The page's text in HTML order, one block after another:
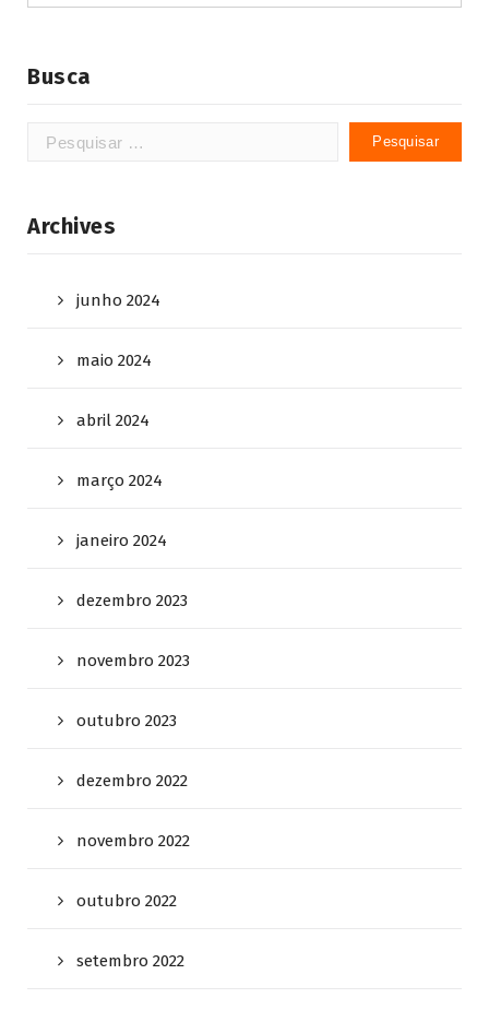
Busca
Pesquisar
Archives
junho 2024
maio 2024
abril 2024
março 2024
janeiro 2024
dezembro 2023
novembro 2023
outubro 2023
dezembro 2022
novembro 2022
outubro 2022
setembro 2022